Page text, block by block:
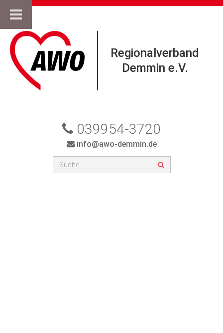
Regionalverband
Demmin e.V.
039954-3720
info@awo-demmin.de